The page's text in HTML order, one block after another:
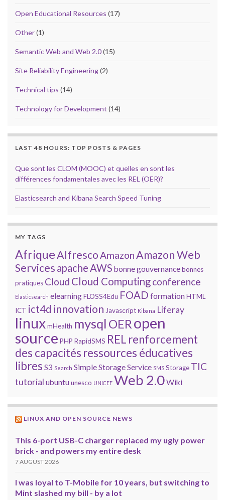
Open Educational Resources (17)
Other(1)
Semantic Web and Web 2.0(15)
Site Reliability Engineering(2)
Technical tips (14)
Technology for Development (14)
LAST 48 HOURS: TOP POSTS & PAGES
Que sont les CLOM (MOOC) et quelles en sont les
différences fondamentales avec les REL (OER)?
Elasticsearch and Kibana Search Speed Tuning
MY TAGS
AfriqueAlfrescoAmazonAmazon Web
Services apacheAWS bonne gouvernancebonnes
pratiques Cloud Cloud Computingconference
Elasticsearch elearningFLOSS4Edu FOAD formationHTML
ICT ict4d innovation Javascript Kibana Liferay
linuxmHealth mysql OERopen
source PHP RapidSMS REL renforcement
des capacités ressources éducatives
libres S3 Search Simple Storage Service SMS Storage TIC
tutorial ubuntuunesco UNICEF Web 2.0Wiki
LINUX AND OPEN SOURCE NEWS
This 6-port USB-C charger replaced my ugly power
brick - and powers my entire desk
7 AUGUST 2026
I was loyal to T-Mobile for 10 years, but switching to
Mint slashed my bill - by a lot